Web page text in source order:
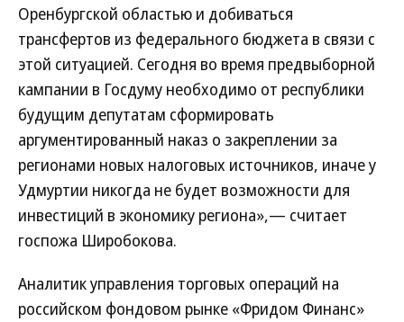
Оренбургской областью и добиваться
трансфертов из федерального бюджета в связи с
этой ситуацией. Сегодня во время предвыборной
кампании в Госдуму необходимо от республики
будущим депутатам сформировать
аргументированный наказ о закреплении за
регионами новых налоговых источников, иначе у
Удмуртии никогда не будет возможности для
инвестиций в экономику региона»,— считает
госпожа Широбокова.
Аналитик управления торговых операций на
российском фондовом рынке «Фридом Финанс»